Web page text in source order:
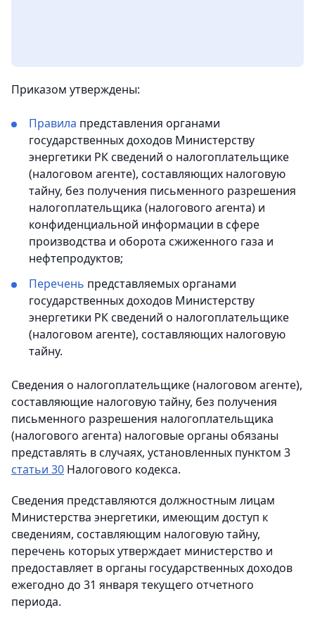
Приказом утверждены:
Правила представления органами
государственных доходов Министерству
энергетики РК сведений о налогоплательщике
(налоговом агенте), составляющих налоговую
тайну, без получения письменного разрешения
налогоплательщика (налогового агента) и
конфиденциальной информации в сфере
производства и оборота сжиженного газа и
нефтепродуктов;
Перечень представляемых органами
государственных доходов Министерству
энергетики РК сведений о налогоплательщике
(налоговом агенте), составляющих налоговую
тайну.
Сведения о налогоплательщике (налоговом агенте),
составляющие налоговую тайну, без получения
письменного разрешения налогоплательщика
(налогового агента) налоговые органы обязаны
представлять в случаях, установленных пунктом 3
статьи 30 Налогового кодекса.
Сведения представляются должностным лицам
Министерства энергетики, имеющим доступ к
сведениям, составляющим налоговую тайну,
перечень которых утверждает министерство и
предоставляет в органы государственных доходов
ежегодно до 31 января текущего отчетного
периода.